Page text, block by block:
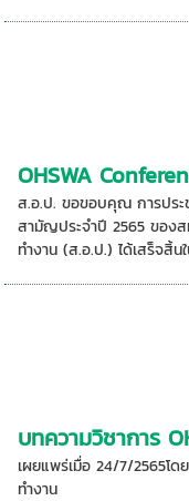
OHSWA
ส.อ.ป. ขอขอบคุณ การประ
สามัญประจำปี 2565 ของส
ทำงาน (ส.อ.ป.) ได้เสร็จสิ้
บทความวิชาการ
เผยแพร่เมื่อ 24/7/2565โ
ทำงาน